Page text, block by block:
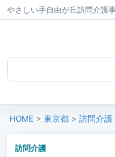
HOME > 東京都 > 訪問介護
訪問介護